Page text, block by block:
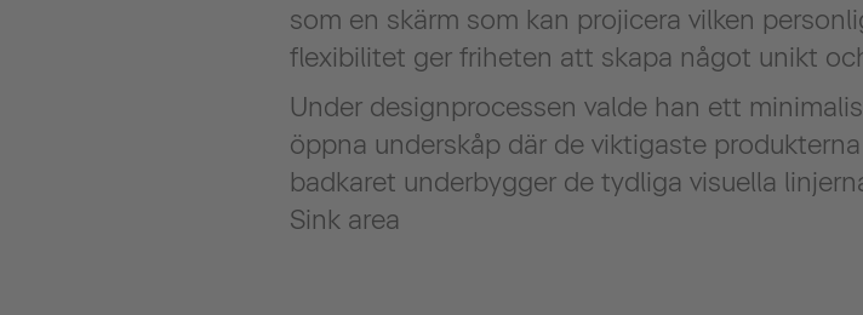
som en skärm som kan projicera vilken
flexibilitet ger friheten att skapa något unikt
Under designprocessen valde han ett
öppna underskåp där de viktigaste
badkaret underbygger de tydliga visuella
Sink area